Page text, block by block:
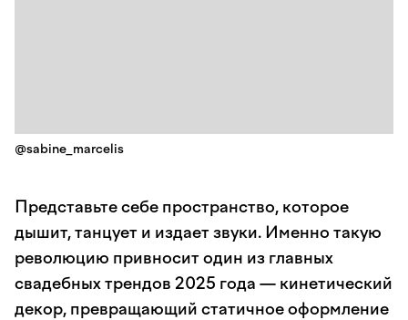
@sabine_marcelis
Представьте себе пространство, которое
дышит, танцует и издает звуки. Именно такую
революцию привносит один из главных
свадебных трендов 2025 года — кинетический
декор, превращающий статичное оформление